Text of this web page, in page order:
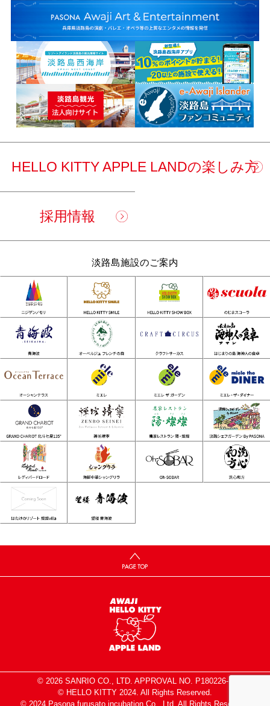
HELLO KITTY APPLE LANDの楽しみ方
採用情報
淡路島施設のご案内
© 2026 SANRIO CO., LTD. APPROVAL NO. P180226-1
© HELLO KITTY 2024. All Rights Reserved.
© 2024 Pasona furusato incubation Co., Ltd. All Rights Reserved.